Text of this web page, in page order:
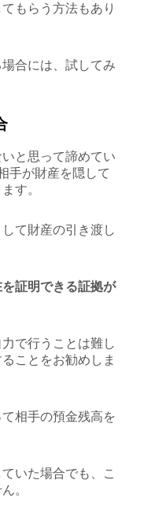
もらう方法もあり
合には、試してみ
と思って諦めてい
手が財産を隠して
す。
て財産の引き渡し
証明できる証拠が
で行うことは難し
ことをお勧めしま
相手の預金残高を
いた場合でも、こ
。